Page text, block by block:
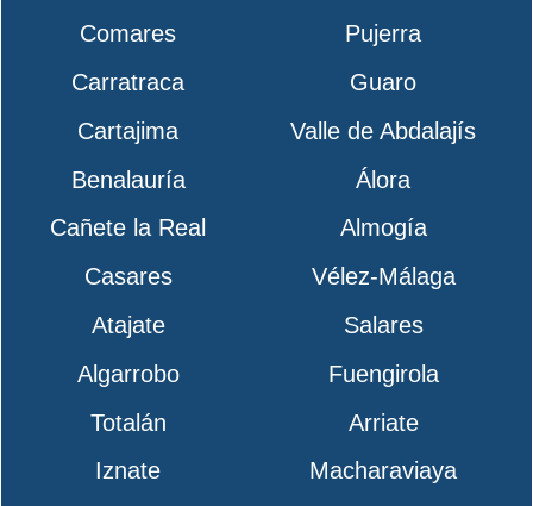
Comares
Pujerra
Carratraca
Guaro
Cartajima
Valle de Abdalajís
Benalauría
Álora
Cañete la Real
Almogía
Casares
Vélez-Málaga
Atajate
Salares
Algarrobo
Fuengirola
Totalán
Arriate
Iznate
Macharaviaya